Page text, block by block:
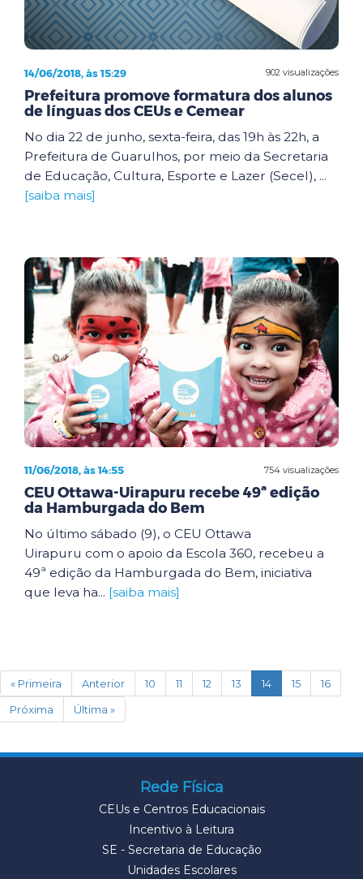
902 visualizações
14/06/2018, às 15:29
Prefeitura promove formatura dos alunos
de línguas dos CEUs e Cemear
No dia 22 de junho, sexta-feira, das 19h às 22h, a
Prefeitura de Guarulhos, por meio da Secretaria
de Educação, Cultura, Esporte e Lazer (Secel), ...
[saiba mais]
754 visualizações
11/06/2018, às 14:55
CEU Ottawa-Uirapuru recebe 49ª edição
da Hamburgada do Bem
No último sábado (9), o CEU Ottawa
Uirapuru com o apoio da Escola 360, recebeu a
49ª edição da Hamburgada do Bem, iniciativa
que leva ha... [saiba mais]
« Primeira Anterior 10 11 12 13 14(current)
15
16
Próxima
Última »
Rede Física
CEUs e Centros Educacionais
Incentivo à Leitura
SE - Secretaria de Educação
Unidades Escolares